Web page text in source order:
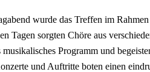
wurde das Treffen im
Tagen sorgten Chöre aus
musikalisches Programm und
und Auftritte boten einen